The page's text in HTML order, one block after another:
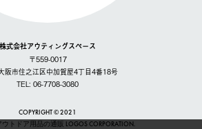
株式会社アウティングスペース
〒559-0017
阪市住之江区中加賀屋4丁目4番18号
TEL: 06-7708-3080
COPYRIGHT © 2021
トドア用品の通販 LOGOS CORPORATION.